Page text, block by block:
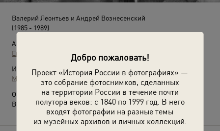
Добро пожаловать!
Проект «История России в фотографиях» —
это собрание фотоснимков, сделанных
на территории России в течение почти
полутора веков: с 1840 по 1999 год. В него
входят фотографии на разные темы
из музейных архивов и личных коллекций.
Валерий Леонтьев и Андрей Вознесенский
(1985 - 1989)
Автор:
Евгений Халдей
Источники:
МАММ / МДФ
О фотографии:
Выставка«Когда все были молодыми»с этой фотографией.